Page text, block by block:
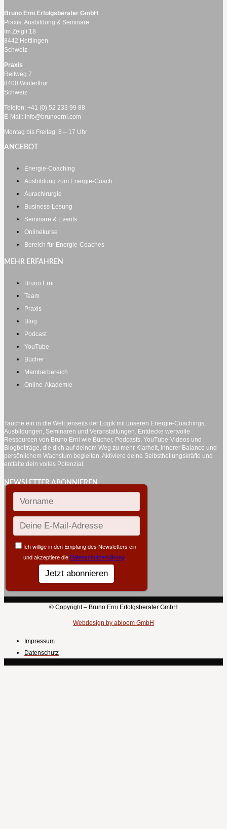
Bruno Erni Erfolgsberater GmbH
Praxis, Ausbildung & Seminare
Im Zelgli 18
8442 Hettlingen
Schweiz
Praxis
Reitweg 7
8400 Winterthur
Schweiz
Telefon: +41 (0) 52 233 99 88
E-Mail: info@brunoerni.com
Montag bis Freitag: 8 – 17 Uhr
ANGEBOT
Energie-Coaching
Ausbildung zum Energie-Coach
Aurachirurgie
Business-Lesung
Seminare & Events
Onlinekurse
Bereich für Energie-Coaches
MEHR ERFAHREN
Bruno Erni
Team
Praxis
Blog
Podcast
YouTube
Bücher
Memberbereich
Online-Akademie
Tauche ein in die Welt jenseits der Logik mit unseren Energie-Coachings,
Ausbildungen, Seminaren und Veranstaltungen. Entdecke wertvolle
Ressourcen von Bruno Erni wie Bücher, Podcasts, YouTube-Videos und
Blogbeiträge, die dich auf deinem Weg zu mehr Klarheit, innerer Balance und
persönlichem Wachstum begleiten. Aktiviere deine Selbstheilungskräfte und
entfalte dein volles Potenzial.
NEWSLETTER ABONNIEREN
© Copyright – Bruno Erni Erfolgsberater GmbH
Webdesign by abloom GmbH
Impressum
Datenschutz